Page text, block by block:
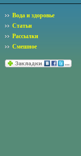
Вода и здоровье
Статьи
Рассылки
Смешное